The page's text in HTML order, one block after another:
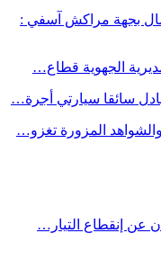
بجهة مراكش آسفي :
الجهوية قطاع…
سائقا سيارتي أجرة…
المزورة تغزو…
عن إنقطاع التيار…